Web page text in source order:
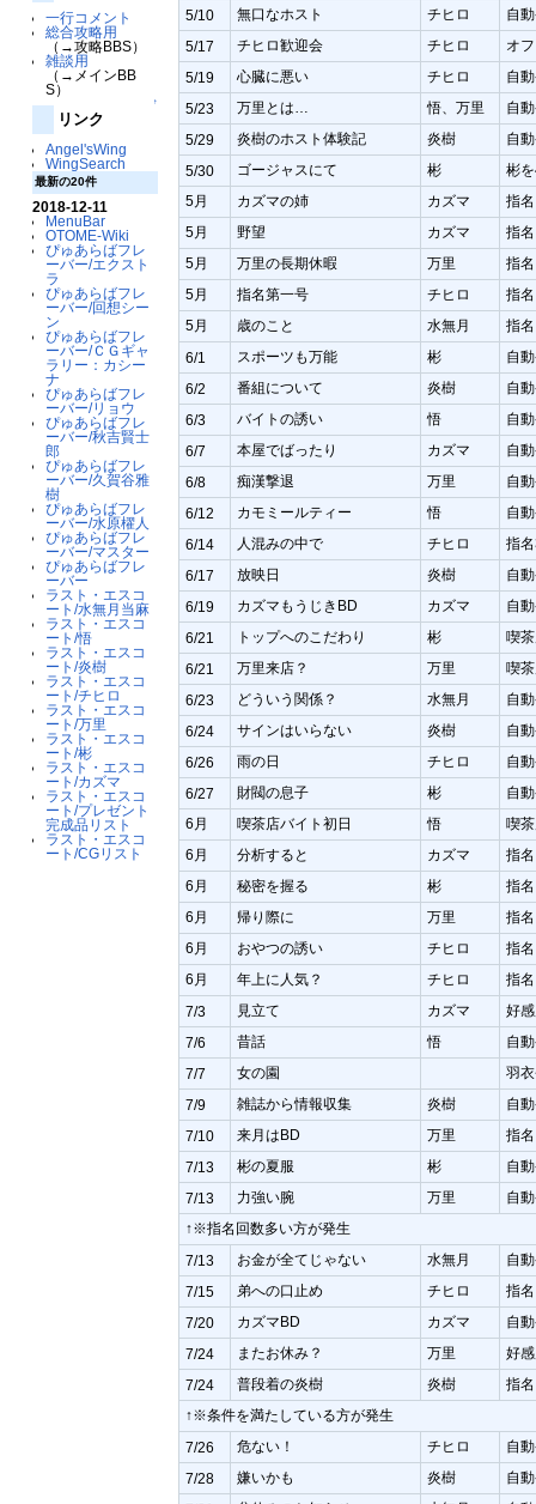
一行コメント
総合攻略用
（→攻略BBS）
雑談用
（→メインBB
S）
↑
リンク
Angel'sWing
WingSearch
最新の20件
2018-12-11
MenuBar
OTOME-Wiki
ぴゅあらばフレ
ーバー/エクスト
ラ
ぴゅあらばフレ
ーバー/回想シー
ン
ぴゅあらばフレ
ーバー/ＣＧギャ
ラリー：カシー
ナ
ぴゅあらばフレ
ーバー/リョウ
ぴゅあらばフレ
ーバー/秋吉賢士
郎
ぴゅあらばフレ
ーバー/久賀谷雅
樹
ぴゅあらばフレ
ーバー/水原櫂人
ぴゅあらばフレ
ーバー/マスター
ぴゅあらばフレ
ーバー
ラスト・エスコ
ート/水無月当麻
ラスト・エスコ
ート/悟
ラスト・エスコ
ート/炎樹
ラスト・エスコ
ート/チヒロ
ラスト・エスコ
ート/万里
ラスト・エスコ
ート/彬
ラスト・エスコ
ート/カズマ
ラスト・エスコ
ート/プレゼント
完成品リスト
ラスト・エスコ
ート/CGリスト
5/10 無口なホスト チヒロ 自
5/17 チヒロ歓迎会 チヒロ オフ
5/19 心臓に悪い チヒロ 自
5/23 万里とは… 悟、万里 自
5/29 炎樹のホスト体験記 炎樹 自
5/30 ゴージャスにて 彬
彬
5月
カズマの姉 カズマ
指名
5月
野望 カズマ
指名
5月
万里の長期休暇 万里
指名
5月
指名第一号 チヒロ
指名
5月
歳のこと 水無月 指名
6/1 スポーツも万能 彬 自
6/2 番組について 炎樹 自
6/3 バイトの誘い 悟 自
6/7 本屋でばったり カズマ 自
6/8 痴漢撃退 万里 自
6/12 カモミールティー 悟 自
6/14 人混みの中で チヒロ 指
6/17 放映日 炎樹 自
6/19 カズマもうじきBD カズマ 自
6/21 トップへのこだわり 彬 喫
6/21 万里来店？ 万里 喫
6/23 どういう関係？ 水無月 自
6/24 サインはいらない 炎樹 自
6/26 雨の日 チヒロ 自
6/27 財閥の息子 彬
自
6月
喫茶店バイト初日 悟
喫
6月
分析すると カズマ
指名
6月
秘密を握る 彬
指名
6月
帰り際に 万里
指名
6月
おやつの誘い チヒロ
指名
6月
年上に人気？ チヒロ 指名
7/3 見立て カズマ 好
7/6 昔話 悟 自
7/7 女の園 羽
7/9 雑誌から情報収集 炎樹 自
7/10 来月はBD 万里 指
7/13 彬の夏服 彬 自
7/13 力強い腕 万里
自
↑※指名回数多い方が発生
7/13 お金が全てじゃない 水無月 自
7/15 弟への口止め チヒロ 指
7/20 カズマBD カズマ 自
7/24 またお休み？ 万里 好
7/24 普段着の炎樹 炎樹
指
↑※条件を満たしている方が発生
7/26 危ない！ チヒロ 自
7/28 嫌いかも 炎樹 自